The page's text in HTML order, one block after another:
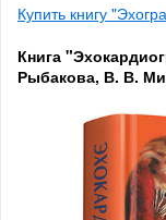
Купить книгу
Книга
Рыбакова, В. В.